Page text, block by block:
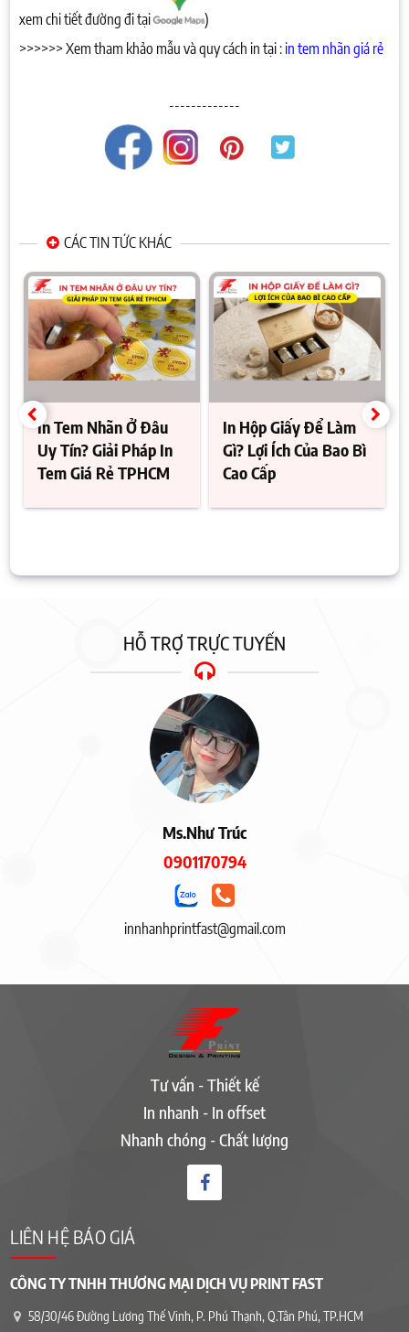
xem chi tiết đường đi tại
)
>>>>>> Xem tham khảo mẫu và quy cách in tại :in tem nhãn giá rẻ
-------------
CÁC TIN TỨC KHÁC
In Tem Nhãn Ở Đâu
Uy Tín? Giải Pháp In
Tem Giá Rẻ TPHCM
In Hộp Giấy Để Làm
Gì? Lợi Ích Của Bao Bì
Cao Cấp
HỖ TRỢ TRỰC TUYẾN
Ms.Như Trúc
0901170794
innhanhprintfast@gmail.com
Tư vấn - Thiết kế
In nhanh - In offset
Nhanh chóng - Chất lượng
LIÊN HỆ BÁO GIÁ
CÔNG TY TNHH THƯƠNG MẠI DỊCH VỤ PRINT FAST
58/30/46 Đường Lương Thế Vinh, P. Phú Thạnh, Q.Tân Phú, TP.HCM